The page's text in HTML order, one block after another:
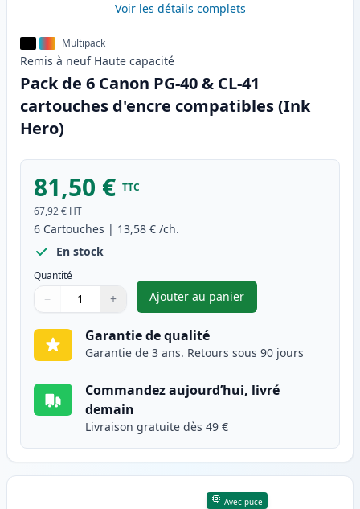
Voir les détails complets
Multipack
Remis à neuf Haute capacité
Pack de 6 Canon PG-40 & CL-41
cartouches d'encre compatibles (Ink
Hero)
81,50 € TTC
67,92 € HT
6 Cartouches | 13,58 € /ch.
En stock
Quantité
Quantité
Utilisez les boutons pour ajuster
− +
Quantité
Ajouter au panier
,Pack de 6 Canon PG-40 &
Garantie de qualité
Garantie de 3 ans. Retours sous 90 jours
Commandez aujourd’hui, livré
demain
Livraison gratuite dès 49 €
Avec puce